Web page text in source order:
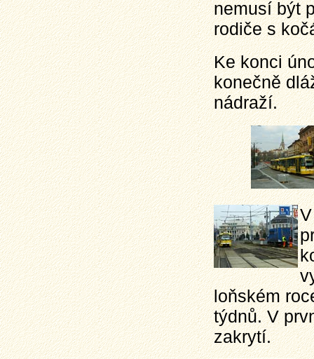
nemusí být
rodiče s
Ke konci
konečně
nádraží.
loňském
týdnů. V
zakrytí.